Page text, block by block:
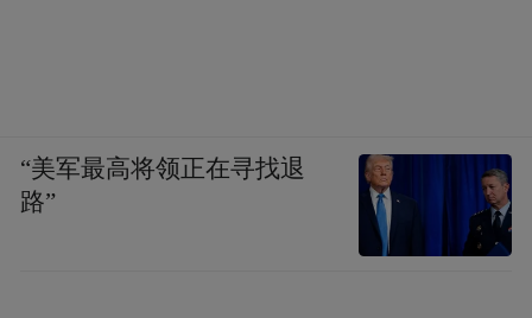
“美军最高将领正在寻找退
路”